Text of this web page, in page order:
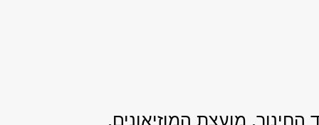
מועצת המוזיאונים,